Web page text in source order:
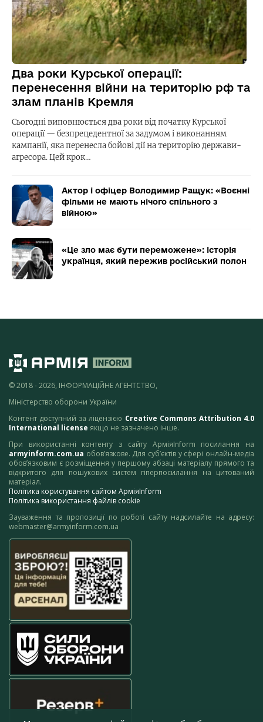
Два роки Курської операції:
перенесення війни на територію рф та
злам планів Кремля
Сьогодні виповнюється два роки від початку Курської
операції — безпрецедентної за задумом і виконанням
кампанії, яка перенесла бойові дії на територію держави-
агресора. Цей крок…
Актор і офіцер Володимир Ращук: «Воєнні
фільми не мають нічого спільного з
війною»
«Це зло має бути переможене»: історія
українця, який пережив російський полон
© 2018 - 2026, ІНФОРМАЦІЙНЕ АГЕНТСТВО,
Міністерство оборони України
Контент доступний за ліцензією Creative Commons Attribution 4.0
International license якщо не зазначено інше.
При використанні контенту з сайту АрміяInform посилання на
armyinform.com.ua обов’язкове. Для суб’єктів у сфері онлайн-медіа
обов’язковим є розміщення у першому абзаці матеріалу прямого та
відкритого для пошукових систем гіперпосилання на цитований
матеріал.
Політика користування сайтом АрміяInform
Політика використання файлів cookie
Зауваження та пропозиції по роботі сайту надсилайте на адресу:
webmaster@armyinform.com.ua